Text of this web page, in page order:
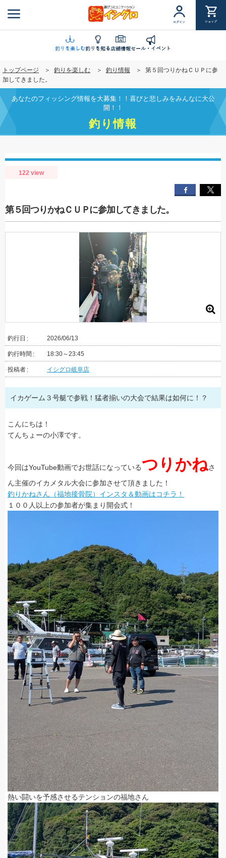
ン
ツ
移
動
ログイン ショップ
釣りを楽しむ釣りを知る店舗情報セール・イベント
トップページ 釣りを楽しむ 釣り情報
第５回つりかねＣＵＰに参
加してきました。
あなたのフィッシング情報を大募集！！喜びと悲しみをみんなに大公
開！！
釣り情報
122 view
第５回つりかねＣＵＰに参加してきました。
釣行日 2026/06/13
釣行時間 18:30～23:45
投稿者 イシグロ岐阜店
イカゲーム３号艇で参戦！猛者揃いの大会で結果は如何に！？
こんにちは！
てんちょーの小澤です。
今回はYouTube動画でお世話になっているつりかねさ
ん主催のイカメタル大会に参加させて頂きました！
釣りかねさん（福地接骨院）インスタ＆動画はコチラ！
１００人以上の参加者が集まり開会式！
熱い闘いを予感させるテンションの福地さん